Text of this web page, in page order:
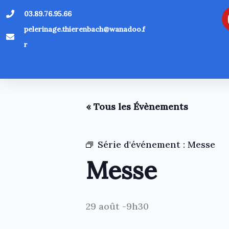
Aller
contenu
03.89.76.95.66
pelerinage.thierenbach@wanadoo.f
r
« Tous les Évènements
Série d'événement : Messe
Messe
29 août -9h30